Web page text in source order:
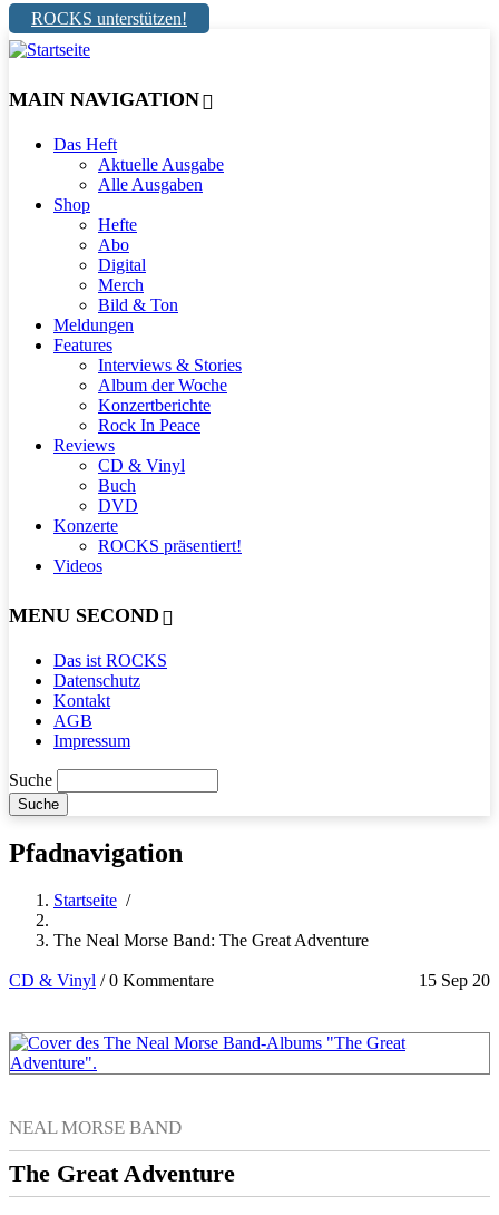
ROCKS unterstützen!
MAIN NAVIGATION
Das Heft
Aktuelle Ausgabe
Alle Ausgaben
Shop
Hefte
Abo
Digital
Merch
Bild & Ton
Meldungen
Features
Interviews & Stories
Album der Woche
Konzertberichte
Rock In Peace
Reviews
CD & Vinyl
Buch
DVD
Konzerte
ROCKS präsentiert!
Videos
MENU SECOND
Das ist ROCKS
Datenschutz
Kontakt
AGB
Impressum
Suche
Pfadnavigation
Startseite /
The Neal Morse Band: The Great Adventure
CD & Vinyl 15 Sep 20
/0 Kommentare
NEAL MORSE BAND
The Great Adventure